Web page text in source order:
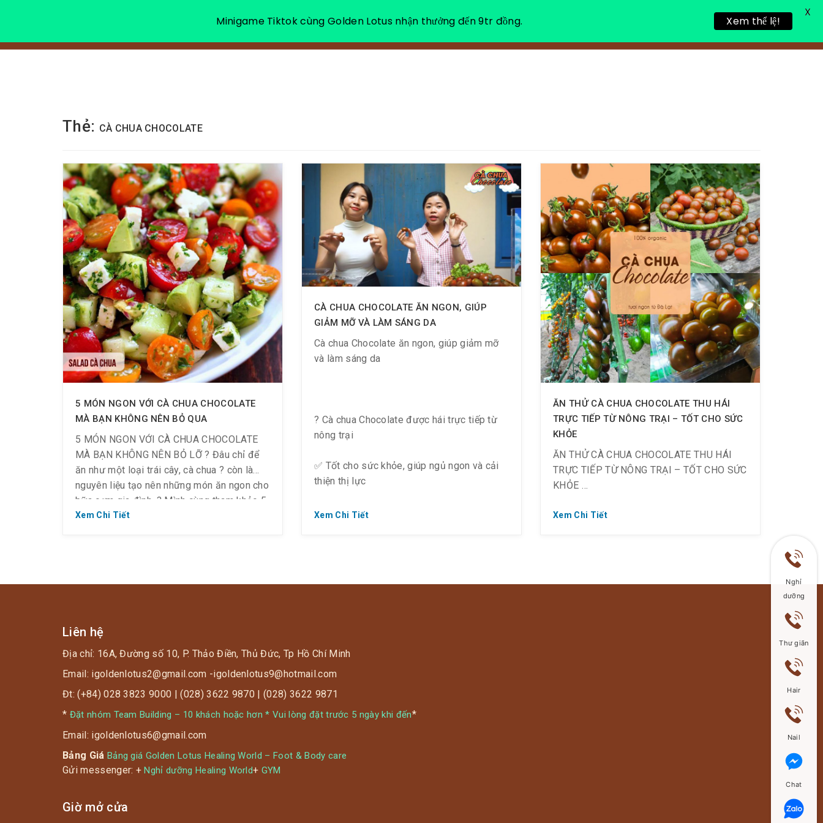
VỀ CHÚNG TÔI NGHỈ DƯỠNG THƯ GIÃN LIÊN HỆ
Thẻ: CÀ CHUA CHOCOLATE
5 MÓN NGON VỚI CÀ CHUA CHOCOLATE
MÀ BẠN KHÔNG NÊN BỎ QUA
5 MÓN NGON VỚI CÀ CHUA CHOCOLATE
MÀ BẠN KHÔNG NÊN BỎ LỠ ? Đâu chỉ để
ăn như một loại trái cây, cà chua ? còn là
nguyên liệu tạo nên những món ăn ngon cho
bữa cơm gia đình. ? Mình cùng tham khảo 5
món ngon khi chế biến với cà chua […]
Xem Chi Tiết
CÀ CHUA CHOCOLATE ĂN NGON, GIÚP
GIẢM MỠ VÀ LÀM SÁNG DA
Cà chua Chocolate ăn ngon, giúp giảm mỡ
và làm sáng da
? Cà chua Chocolate được hái trực tiếp từ
nông trại
✅ Tốt cho sức khỏe, giúp ngủ ngon và cải
thiện thị lực
? Thường dùng để ăn sống cùng salad hoặc
menu: http://mrbbq.goldenlotusspa.vn
Xem Chi Tiết
ĂN THỬ CÀ CHUA CHOCOLATE THU HÁI
TRỰC TIẾP TỪ NÔNG TRẠI – TỐT CHO SỨC
KHỎE
ĂN THỬ CÀ CHUA CHOCOLATE THU HÁI
TRỰC TIẾP TỪ NÔNG TRẠI – TỐT CHO SỨC
KHỎE
Xem Chi Tiết
Liên hệ
Địa chỉ: 16A, Đường số 10, P. Thảo Điền, Thủ Đức, Tp Hồ Chí Minh
Email: igoldenlotus2@gmail.com -igoldenlotus9@hotmail.com
Đt: (+84) 028 3823 9000 | (028) 3622 9870 | (028) 3622 9871
* Đặt nhóm Team Building – 10 khách hoặc hơn * Vui lòng đặt trước 5 ngày khi đến*
Email: igoldenlotus6@gmail.com
Bảng Giá Bảng giá Golden Lotus Healing World – Foot & Body care
Gửi messenger: +Nghỉ dưỡng Healing World+ GYM
Giờ mở cửa
Nghỉ
dưỡng
Thư giãn
Hair
Nail
Chat
Minigame Tiktok cùng Golden Lotus nhận thưởng đến 9tr đồng. Xem thể lệ!
X